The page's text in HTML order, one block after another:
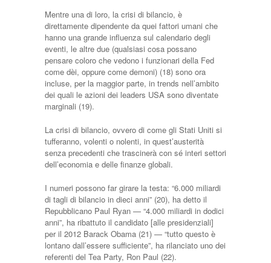
Mentre una di loro, la crisi di bilancio, è
direttamente dipendente da quei fattori umani che
hanno una grande influenza sul calendario degli
eventi, le altre due (qualsiasi cosa possano
pensare coloro che vedono i funzionari della Fed
come dèi, oppure come demoni) (18) sono ora
incluse, per la maggior parte, in trends nell’ambito
dei quali le azioni dei leaders USA sono diventate
marginali (19).
La crisi di bilancio, ovvero di come gli Stati Uniti si
tufferanno, volenti o nolenti, in quest’austerità
senza precedenti che trascinerà con sé interi settori
dell’economia e delle finanze globali.
I numeri possono far girare la testa: “6.000 miliardi
di tagli di bilancio in dieci anni” (20), ha detto il
Repubblicano Paul Ryan — “4.000 miliardi in dodici
anni”, ha ribattuto il candidato [alle presidenziali]
per il 2012 Barack Obama (21) — “tutto questo è
lontano dall’essere sufficiente”, ha rilanciato uno dei
referenti del Tea Party, Ron Paul (22).